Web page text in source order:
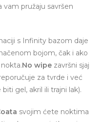
vam pružaju savršen
s Infinity bazom daje
bojom, čak i ako
No wipe završni sjaj
za tvrde i već
gel, akril ili trajni lak).
svojim ćete noktima